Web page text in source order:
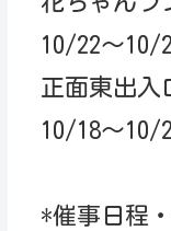
10/22～10/
正面東出入
10/18～10/
*催事日程